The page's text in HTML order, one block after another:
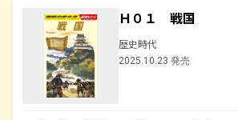
Ｈ０１ 戦国
歴史時代
2025.10.23 発売